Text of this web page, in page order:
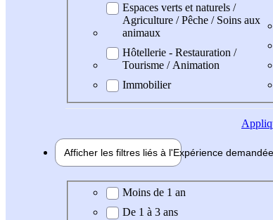
Espaces verts et naturels /
Agriculture / Pêche / Soins aux
animaux
Hôtellerie - Restauration /
Tourisme / Animation
Immobilier
Afficher les filtres liés à l'Expérience demandée
Expérience demandée
Moins de 1 an
De 1 à 3 ans